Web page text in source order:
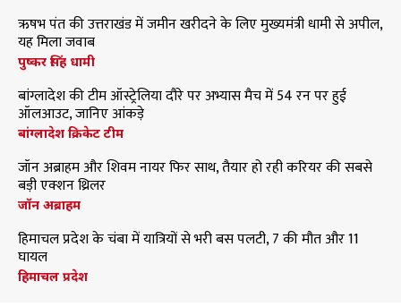
ऋषभ पंत की उत्तराखंड में जमीन खरीदने के लिए मुख्यमंत्री धामी से अपील,
यह मिला जवाब
पुष्कर सिंह धामी
बांग्लादेश की टीम ऑस्ट्रेलिया दौरे पर अभ्यास मैच में 54 रन पर हुई
ऑलआउट, जानिए आंकड़े
बांग्लादेश क्रिकेट टीम
जॉन अब्राहम और शिवम नायर फिर साथ, तैयार हो रही करियर की सबसे
बड़ी एक्शन थ्रिलर
जॉन अब्राहम
हिमाचल प्रदेश के चंबा में यात्रियों से भरी बस पलटी, 7 की मौत और 11
घायल
हिमाचल प्रदेश